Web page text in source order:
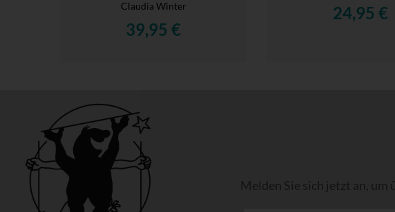
Claudia Winter
39,95 €
24,95 €
Melden Sie sich jetzt an,